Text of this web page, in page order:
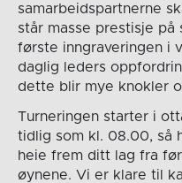
samarbeidspartnerne
står masse prestisje
første inngraveringen i
daglig leders
dette blir mye knokler
Turneringen starter i
tidlig som kl. 08.00, så
heie frem ditt lag fra
øynene. Vi er klare til